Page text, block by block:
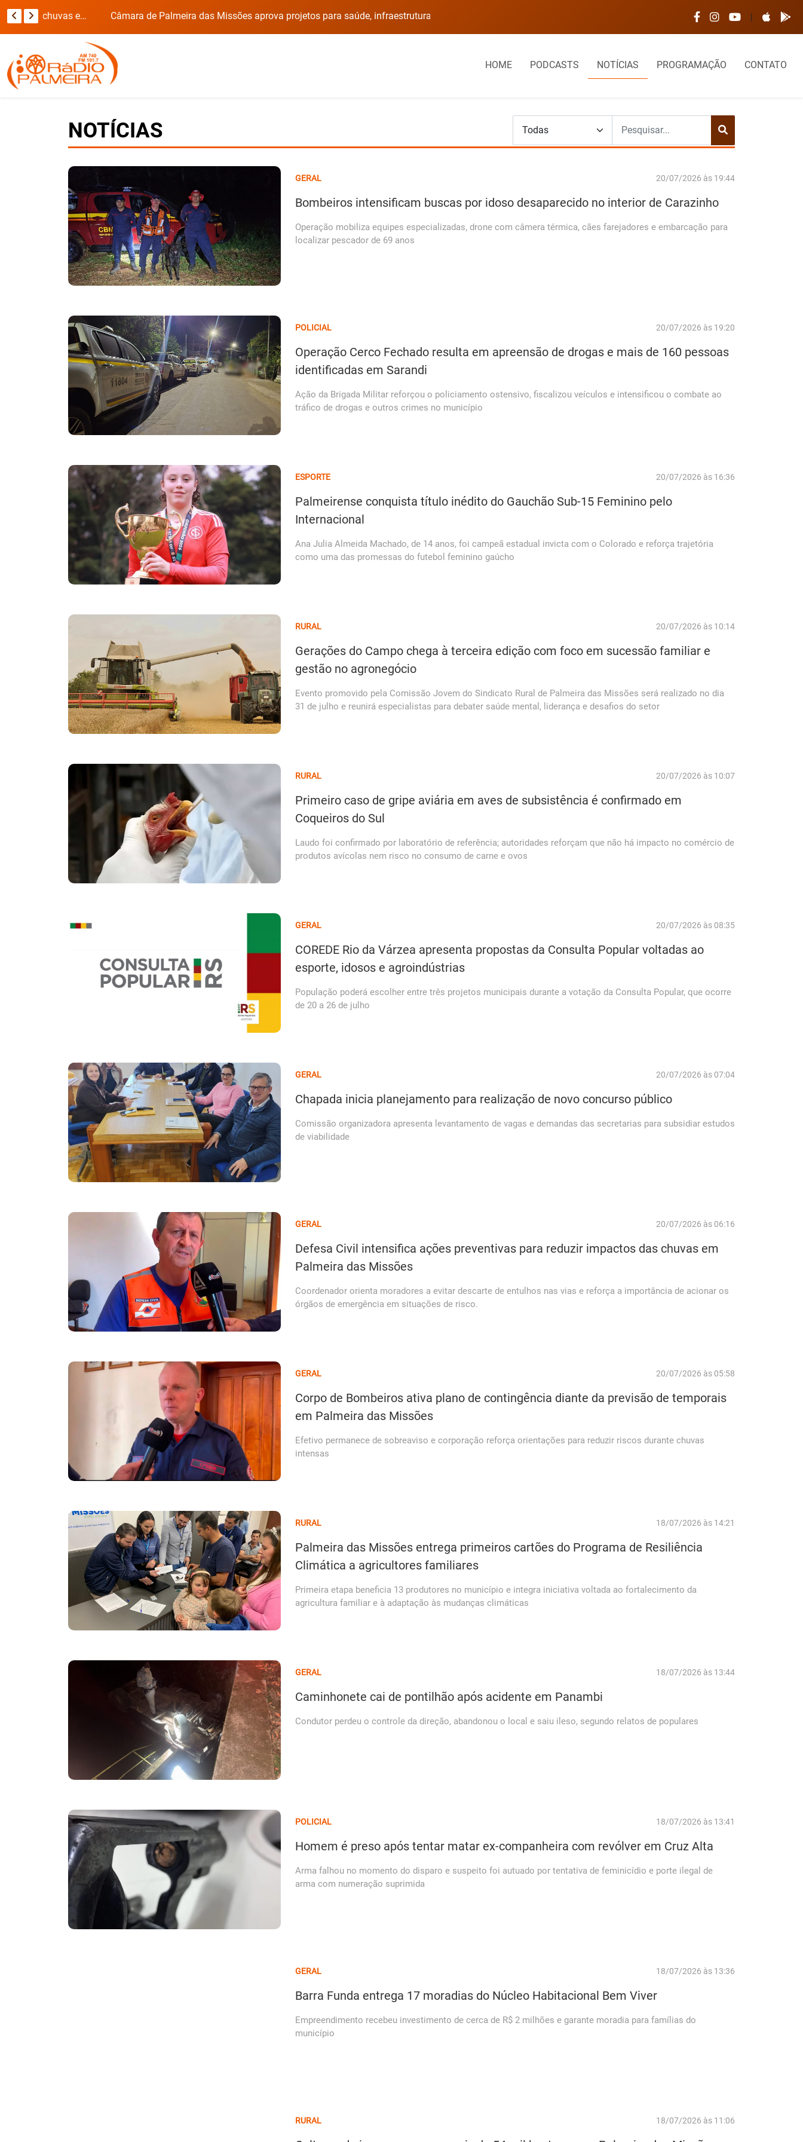
Secretaria de Obras intensifica recuperação das estradas do interior após fortes chuvas em Novo Barreiro Câmara de Palmeira das Missões aprova projetos para saúde, infraestrutura, educação e cultura Direção da EMEI Criança Feliz pede apoio da Câmara para viabilizar troca do
|
HOME PODCASTS NOTÍCIAS PROGRAMAÇÃO CONTATO
NOTÍCIAS
GERAL 20/07/2026 às 19:44
Bombeiros intensificam buscas por idoso desaparecido no interior de Carazinho
Operação mobiliza equipes especializadas, drone com câmera térmica, cães farejadores e embarcação para
localizar pescador de 69 anos
POLICIAL 20/07/2026 às 19:20
Operação Cerco Fechado resulta em apreensão de drogas e mais de 160 pessoas
identificadas em Sarandi
Ação da Brigada Militar reforçou o policiamento ostensivo, fiscalizou veículos e intensificou o combate ao
tráfico de drogas e outros crimes no município
ESPORTE 20/07/2026 às 16:36
Palmeirense conquista título inédito do Gauchão Sub-15 Feminino pelo
Internacional
Ana Julia Almeida Machado, de 14 anos, foi campeã estadual invicta com o Colorado e reforça trajetória
como uma das promessas do futebol feminino gaúcho
RURAL 20/07/2026 às 10:14
Gerações do Campo chega à terceira edição com foco em sucessão familiar e
gestão no agronegócio
Evento promovido pela Comissão Jovem do Sindicato Rural de Palmeira das Missões será realizado no dia
31 de julho e reunirá especialistas para debater saúde mental, liderança e desafios do setor
RURAL 20/07/2026 às 10:07
Primeiro caso de gripe aviária em aves de subsistência é confirmado em
Coqueiros do Sul
Laudo foi confirmado por laboratório de referência; autoridades reforçam que não há impacto no comércio de
produtos avícolas nem risco no consumo de carne e ovos
GERAL 20/07/2026 às 08:35
COREDE Rio da Várzea apresenta propostas da Consulta Popular voltadas ao
esporte, idosos e agroindústrias
População poderá escolher entre três projetos municipais durante a votação da Consulta Popular, que ocorre
de 20 a 26 de julho
GERAL 20/07/2026 às 07:04
Chapada inicia planejamento para realização de novo concurso público
Comissão organizadora apresenta levantamento de vagas e demandas das secretarias para subsidiar estudos
de viabilidade
GERAL 20/07/2026 às 06:16
Defesa Civil intensifica ações preventivas para reduzir impactos das chuvas em
Palmeira das Missões
Coordenador orienta moradores a evitar descarte de entulhos nas vias e reforça a importância de acionar os
órgãos de emergência em situações de risco.
GERAL 20/07/2026 às 05:58
Corpo de Bombeiros ativa plano de contingência diante da previsão de temporais
em Palmeira das Missões
Efetivo permanece de sobreaviso e corporação reforça orientações para reduzir riscos durante chuvas
intensas
RURAL 18/07/2026 às 14:21
Palmeira das Missões entrega primeiros cartões do Programa de Resiliência
Climática a agricultores familiares
Primeira etapa beneficia 13 produtores no município e integra iniciativa voltada ao fortalecimento da
agricultura familiar e à adaptação às mudanças climáticas
GERAL 18/07/2026 às 13:44
Caminhonete cai de pontilhão após acidente em Panambi
Condutor perdeu o controle da direção, abandonou o local e saiu ileso, segundo relatos de populares
POLICIAL 18/07/2026 às 13:41
Homem é preso após tentar matar ex-companheira com revólver em Cruz Alta
Arma falhou no momento do disparo e suspeito foi autuado por tentativa de feminicídio e porte ilegal de
arma com numeração suprimida
GERAL 18/07/2026 às 13:36
Barra Funda entrega 17 moradias do Núcleo Habitacional Bem Viver
Empreendimento recebeu investimento de cerca de R$ 2 milhões e garante moradia para famílias do
município
RURAL 18/07/2026 às 11:06